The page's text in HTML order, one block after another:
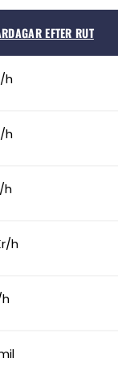
EFTER RUT
h
h
h
h